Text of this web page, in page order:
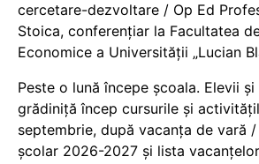
cercetare-dezvoltare / Op Ed
Stoica, conferențiar la Facultatea
Economice a Universității „Lucian
Peste o lună începe școala. Elevii
grădiniță încep cursurile și
septembrie, după vacanța de vară
școlar 2026-2027 și lista vacanțelor